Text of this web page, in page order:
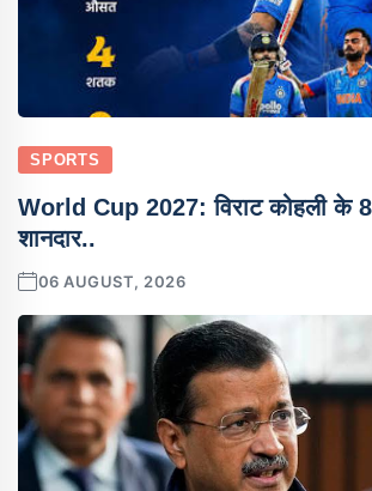
SPORTS
World Cup 2027: विराट कोहली के 8
शानदार..
06 AUGUST, 2026